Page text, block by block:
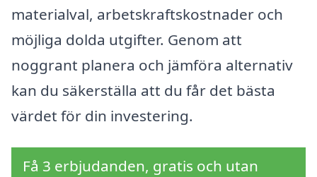
materialval, arbetskraftskostnader och
möjliga dolda utgifter. Genom att
noggrant planera och jämföra alternativ
kan du säkerställa att du får det bästa
värdet för din investering.
Få 3 erbjudanden, gratis och utan